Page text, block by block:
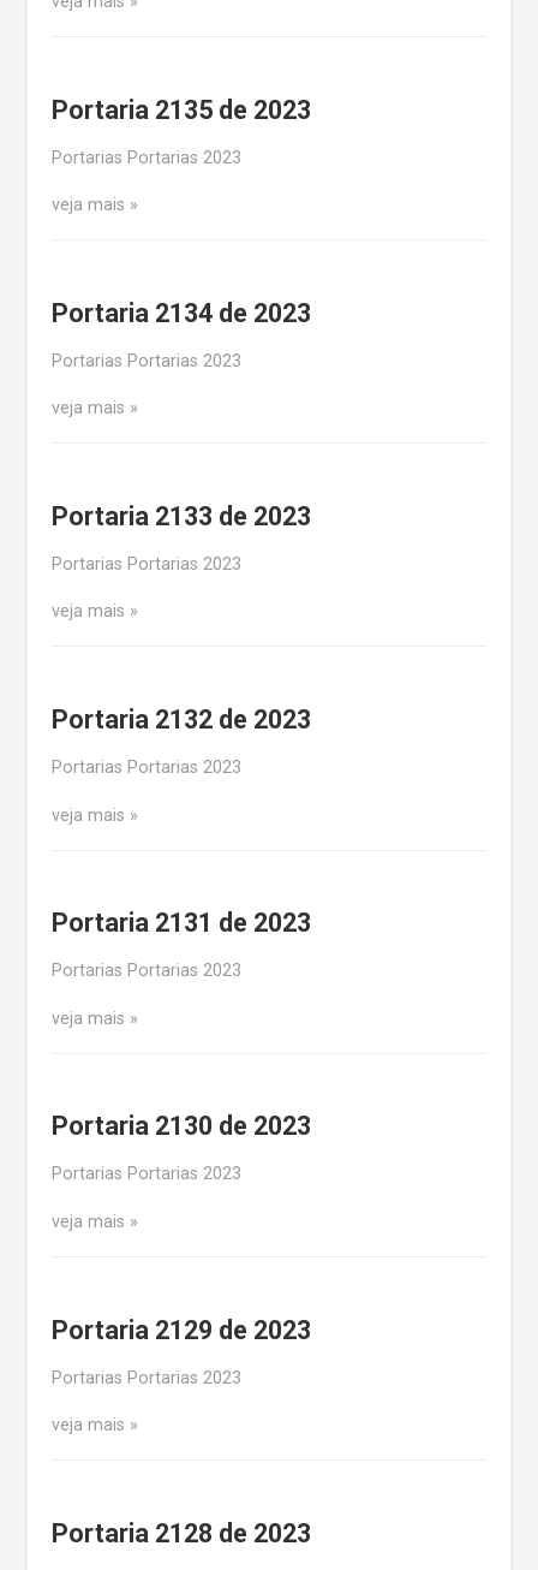
Portaria 2135 de 2023
Portarias Portarias 2023
veja mais
Portaria 2134 de 2023
Portarias Portarias 2023
veja mais
Portaria 2133 de 2023
Portarias Portarias 2023
veja mais
Portaria 2132 de 2023
Portarias Portarias 2023
veja mais
Portaria 2131 de 2023
Portarias Portarias 2023
veja mais
Portaria 2130 de 2023
Portarias Portarias 2023
veja mais
Portaria 2129 de 2023
Portarias Portarias 2023
veja mais
Portaria 2128 de 2023